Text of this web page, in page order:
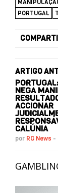
PORTUGAL
ARTIGO
NEGA
ACCIONAR
CALÚNIA
por RG News -